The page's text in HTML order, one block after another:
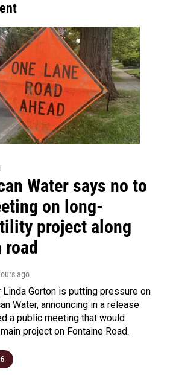
Water says no to
on long-
project along
ago
Gorton is putting pressure on
Water, announcing in a release
a public meeting that would
project on Fontaine Road.